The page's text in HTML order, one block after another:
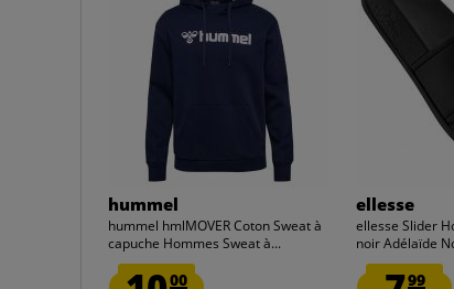
hummel
hummel hmlMOVER Coton Sweat à
capuche Hommes Sweat à...
00
ellesse
ellesse Slider
noir Adélaïde
99